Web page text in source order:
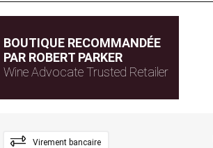
BOUTIQUE RECOMMANDÉE
PAR ROBERT PARKER
Wine Advocate Trusted Retailer
Virement bancaire